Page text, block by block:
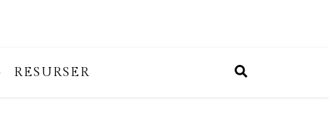
RESURSER